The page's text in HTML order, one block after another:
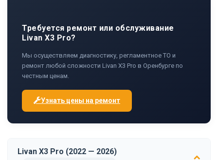
Требуется ремонт или обслуживание
Livan X3 Pro?
Мы осуществляем диагностику, регламентное ТО и
ремонт любой сложности Livan X3 Pro в Оренбурге по
честным ценам.
Узнать цены на ремонт
Livan X3 Pro (2022 — 2026)